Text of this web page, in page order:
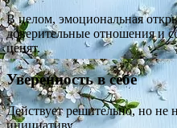
В целом, эмоциональная
доверительные отношения и
ценят.
Уверенность в себе
Действует решительно, но не
инициативу.